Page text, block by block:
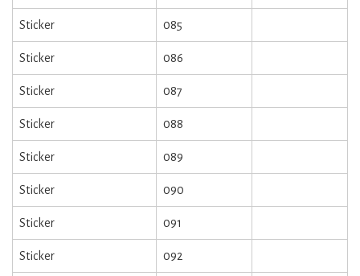
Sticker 085
Sticker 086
Sticker 087
Sticker 088
Sticker 089
Sticker 090
Sticker 091
Sticker 092